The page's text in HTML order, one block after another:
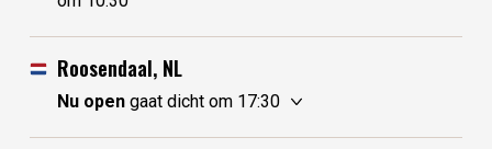
zondag
gesloten
maandag
dinsdag
Roosendaal, NL
Nu opengaat dicht om 17:30
zondag
10:00 - 17:30